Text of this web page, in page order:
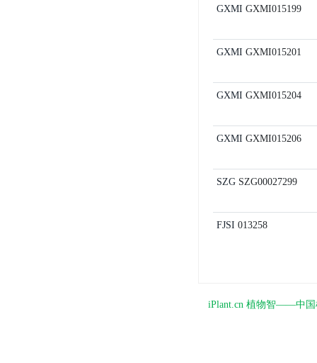
GXMI GXMI015199
GXMI GXMI015201
GXMI GXMI015204
GXMI GXMI015206
SZG SZG00027299
FJSI 013258
iPlant.cn 植物智——中国